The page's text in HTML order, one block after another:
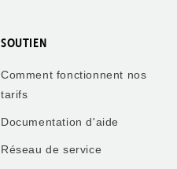
SOUTIEN
Comment fonctionnent nos
tarifs
Documentation d'aide
Réseau de service